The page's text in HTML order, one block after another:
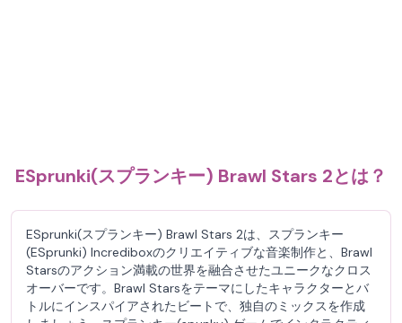
ESprunki(スプランキー) Brawl Stars 2とは？
ESprunki(スプランキー) Brawl Stars 2は、スプランキー
(ESprunki) Incrediboxのクリエイティブな音楽制作と、Brawl
Starsのアクション満載の世界を融合させたユニークなクロス
オーバーです。Brawl Starsをテーマにしたキャラクターとバ
トルにインスパイアされたビートで、独自のミックスを作成